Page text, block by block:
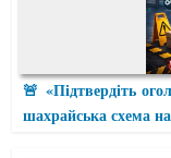
🚨 «Підтвердіть
шахрайська схема